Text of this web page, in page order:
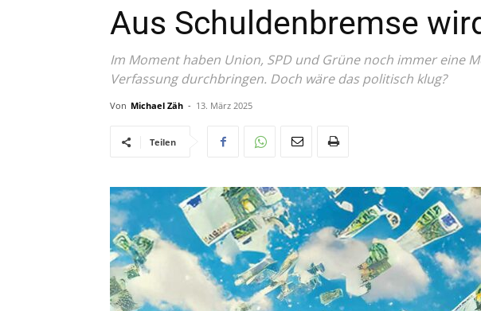
Aus Schuldenbremse
Im Moment haben Union, SPD und Grüne noch immer eine
Verfassung durchbringen. Doch wäre das politisch klug?
Von Michael Zäh - 13. März 2025
Teilen